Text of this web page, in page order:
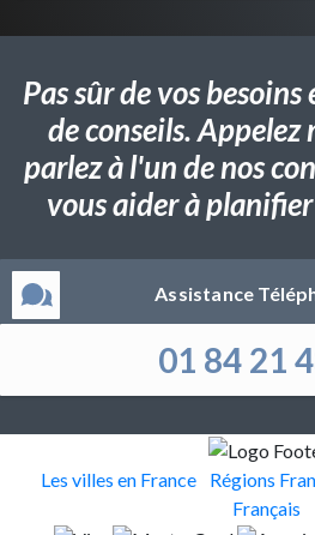
Pas sûr de vos
de conseils.
parlez à l'un de nos
vous aider à
Assistance
01 84 21
Les villes en France Régions
Français